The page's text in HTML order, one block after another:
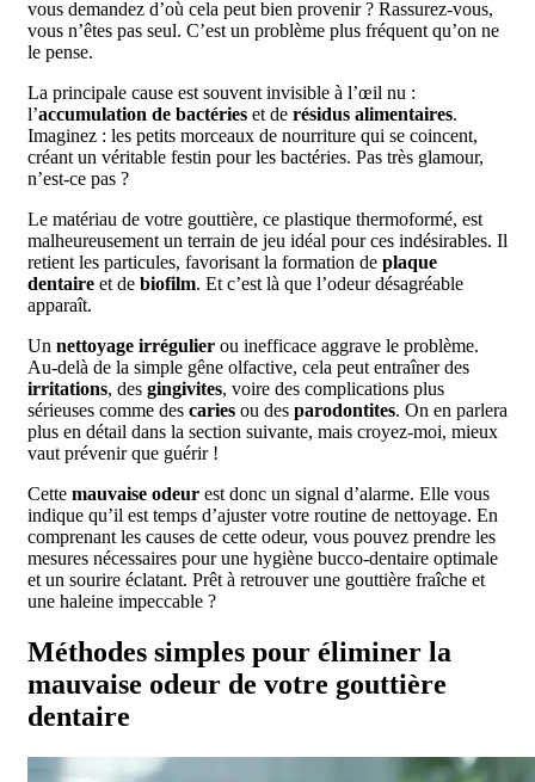
vous demandez d’où cela peut bien provenir ? Rassurez-vous,
vous n’êtes pas seul. C’est un problème plus fréquent qu’on ne
le pense.
La principale cause est souvent invisible à l’œil nu :
l’accumulation de bactéries et de résidus alimentaires.
Imaginez : les petits morceaux de nourriture qui se coincent,
créant un véritable festin pour les bactéries. Pas très glamour,
n’est-ce pas ?
Le matériau de votre gouttière, ce plastique thermoformé, est
malheureusement un terrain de jeu idéal pour ces indésirables. Il
retient les particules, favorisant la formation de plaque
dentaire et de biofilm. Et c’est là que l’odeur désagréable
apparaît.
Un nettoyage irrégulier ou inefficace aggrave le problème.
Au-delà de la simple gêne olfactive, cela peut entraîner des
irritations, des gingivites, voire des complications plus
sérieuses comme des caries ou des parodontites. On en parlera
plus en détail dans la section suivante, mais croyez-moi, mieux
vaut prévenir que guérir !
Cette mauvaise odeur est donc un signal d’alarme. Elle vous
indique qu’il est temps d’ajuster votre routine de nettoyage. En
comprenant les causes de cette odeur, vous pouvez prendre les
mesures nécessaires pour une hygiène bucco-dentaire optimale
et un sourire éclatant. Prêt à retrouver une gouttière fraîche et
une haleine impeccable ?
Méthodes simples pour éliminer la
mauvaise odeur de votre gouttière
dentaire